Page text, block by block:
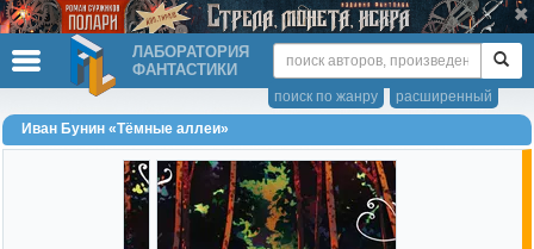
ЛАБОРАТОРИЯ
ФАНТАСТИКИ
расширенный
поиск по жанру
Иван Бунин «Тёмные аллеи»